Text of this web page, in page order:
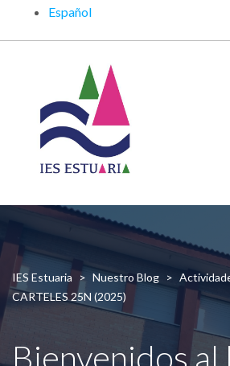
Español
IES Estuaria > Nuestro Blog >
CARTELES 25N (2025)
Bienvenidos al